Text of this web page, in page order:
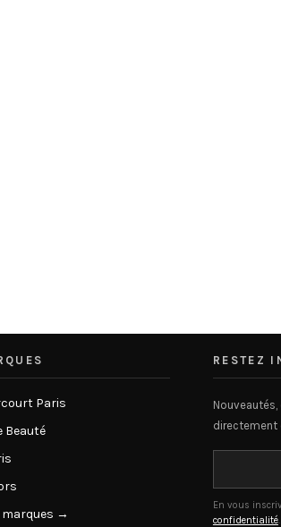
Paris
Beauté
marques →
RESTEZ
directement
En vous
confidentialité